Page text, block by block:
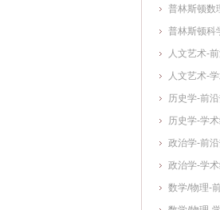
普林斯顿数
普林斯顿科
人文艺术-
人文艺术-
历史学-前
历史学-学
政治学-前
政治学-学
数学/物理-